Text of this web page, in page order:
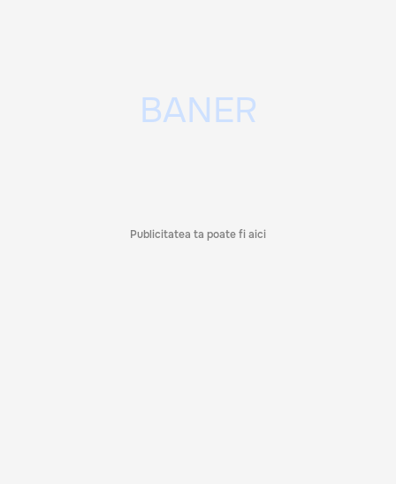
Publicitatea ta poate fi aici